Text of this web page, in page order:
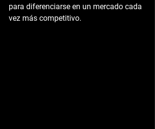
para diferenciarse en un mercado cada
vez más competitivo.